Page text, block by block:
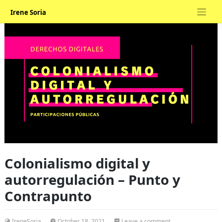
content
Irene Soria
Colonialismo digital y
autorregulación – Punto y
Contrapunto